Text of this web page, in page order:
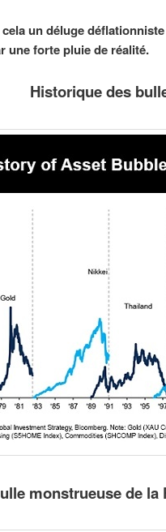
un déluge
une forte pluie de réalité.
Historique des
monstrueuse de